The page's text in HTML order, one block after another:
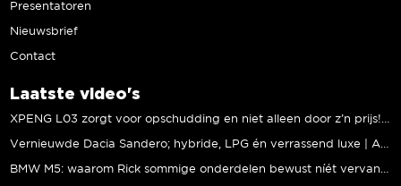
Presentatoren
Nieuwsbrief
Contact
Laatste video's